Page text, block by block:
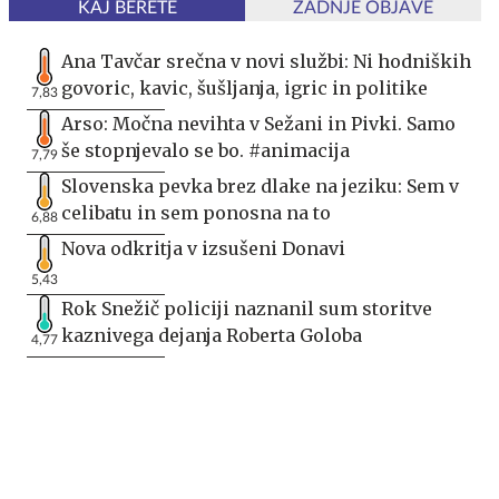
KAJ BERETE ZADNJE OBJAVE
7,83
Ana Tavčar srečna v novi službi: Ni hodniških
govoric, kavic, šušljanja, igric in politike
7,79
Arso: Močna nevihta v Sežani in Pivki. Samo
še stopnjevalo se bo. #animacija
6,88
Slovenska pevka brez dlake na jeziku: Sem v
celibatu in sem ponosna na to
5,43
Nova odkritja v izsušeni Donavi
4,77
Rok Snežič policiji naznanil sum storitve
kaznivega dejanja Roberta Goloba